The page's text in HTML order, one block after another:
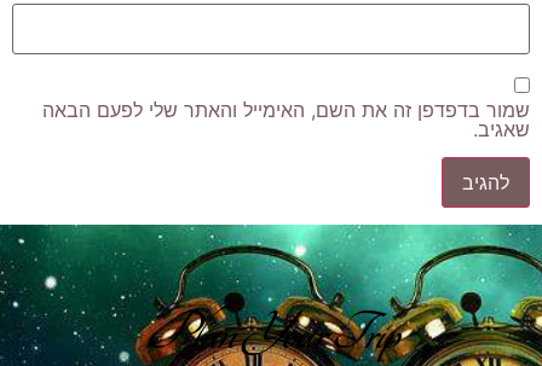
שמור בדפדפן זה את השם, האימייל והאתר שלי לפעם הבאה
שאגיב.
Plan Your Trip